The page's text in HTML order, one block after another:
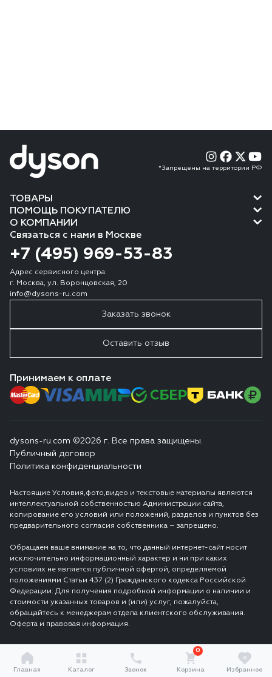
*Запрещены на территории РФ
ТОВАРЫ
ПОМОЩЬ ПОКУПАТЕЛЮ
О КОМПАНИИ
Связаться с нами в Москве
+7 (495) 969-53-83
Адрес сервисного центра:
г. Москва, ул. Воронцовская, 20
info@dysons-ru.com
Заказать звонок
Оставить отзыв
Принимаем к оплате
dysons-ru.com ©2026 г. Все права защищены.
Публичный договор
Политика конфиденциальности
Настоящие Условия,фото,видео и текстовые материалы являются
интеллектуальной собственностью Администрации сайта,
копирование его условий или положений, разделов и пунктов без
предварительного согласия собственника – запрещено.
Обращаем ваше внимание на то, что данный интернет-сайт носит
исключительно информационный характер и ни при каких
условиях не является публичной офертой, определяемой
положениями Статьи 437 (2) Гражданского кодекса Российской
Федерации. Для получения подробной информации о наличии и
стоимости указанных товаров и (или) услуг, пожалуйста,
обращайтесь к менеджерам отдела клиентского обслуживания.
Оферта и правовая информация.
Главная Каталог Звонок
0
Корзина
0
Избранное